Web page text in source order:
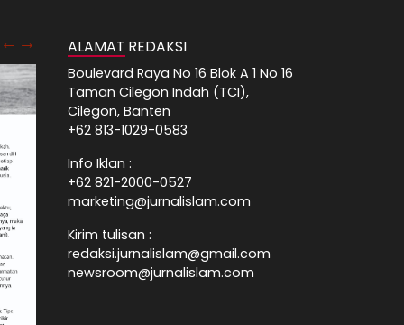
ALAMAT REDAKSI
Boulevard Raya No 16 Blok A 1 No 16
Taman Cilegon Indah (TCI),
Cilegon, Banten
+62 813-1029-0583
Info Iklan :
+62 821-2000-0527
marketing@jurnalislam.com
Kirim tulisan :
redaksi.jurnalislam@gmail.com
newsroom@jurnalislam.com